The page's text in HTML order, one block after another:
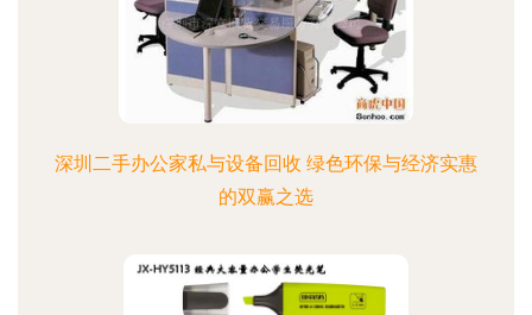
深圳二手办公家私与设备回收 绿色环保与经济实惠
的双赢之选